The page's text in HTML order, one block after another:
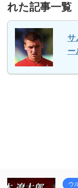
れた記事一覧
サ
ー
ウ